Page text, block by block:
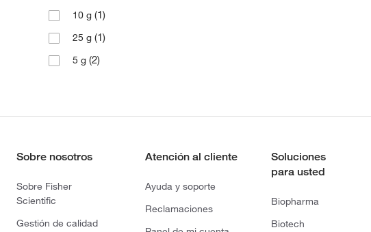
10 g (1)
25 g (1)
5 g (2)
Sobre nosotros
Sobre Fisher
Scientific
Gestión de calidad
Atención al cliente
Ayuda y soporte
Reclamaciones
Soluciones
para usted
Biopharma
Biotech